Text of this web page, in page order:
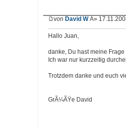
von David W Â»
Hallo Juan,
danke, Du hast meine Frage
Ich war nur kurzzeitig
Trotzdem danke und euch
GrÃ¼ÃŸe David